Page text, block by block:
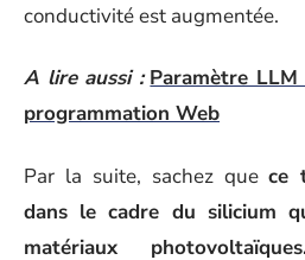
conductivité est augmentée.
A lire aussi : Paramètre
programmation Web
Par la suite, sachez quece
dans le cadre du silicium
matériaux